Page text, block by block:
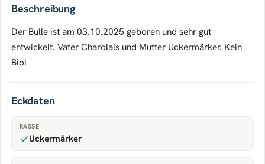
Beschreibung
Der Bulle ist am 03.10.2025 geboren und sehr gut
entwickelt. Vater Charolais und Mutter Uckermärker. Kein
Bio!
Eckdaten
RASSE
Uckermärker